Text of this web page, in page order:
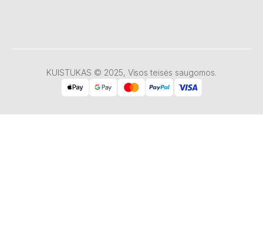
KUISTUKAS © 2025, Visos teisės saugomos.